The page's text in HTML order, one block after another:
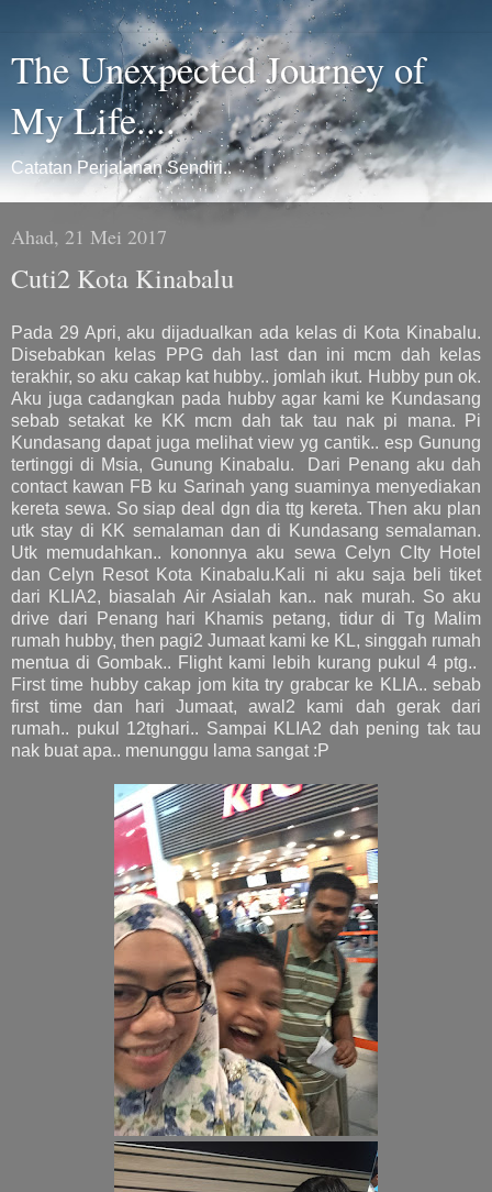
The Unexpected Journey of
My Life....
Catatan Perjalanan Sendiri..
Ahad, 21 Mei 2017
Cuti2 Kota Kinabalu
Pada 29 Apri, aku dijadualkan ada kelas di Kota Kinabalu.
Disebabkan kelas PPG dah last dan ini mcm dah kelas
terakhir, so aku cakap kat hubby.. jomlah ikut. Hubby pun ok.
Aku juga cadangkan pada hubby agar kami ke Kundasang
sebab setakat ke KK mcm dah tak tau nak pi mana. Pi
Kundasang dapat juga melihat view yg cantik.. esp Gunung
tertinggi di Msia, Gunung Kinabalu. Dari Penang aku dah
contact kawan FB ku Sarinah yang suaminya menyediakan
kereta sewa. So siap deal dgn dia ttg kereta. Then aku plan
utk stay di KK semalaman dan di Kundasang semalaman.
Utk memudahkan.. kononnya aku sewa Celyn CIty Hotel
dan Celyn Resot Kota Kinabalu.Kali ni aku saja beli tiket
dari KLIA2, biasalah Air Asialah kan.. nak murah. So aku
drive dari Penang hari Khamis petang, tidur di Tg Malim
rumah hubby, then pagi2 Jumaat kami ke KL, singgah rumah
mentua di Gombak.. Flight kami lebih kurang pukul 4 ptg..
First time hubby cakap jom kita try grabcar ke KLIA.. sebab
first time dan hari Jumaat, awal2 kami dah gerak dari
rumah.. pukul 12tghari.. Sampai KLIA2 dah pening tak tau
nak buat apa.. menunggu lama sangat :P